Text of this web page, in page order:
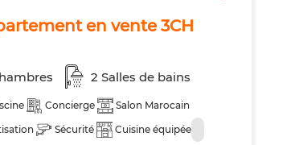
en vente 3CH
2 Salles de bains
Concierge
Salon Marocain
Sécurité Cuisine équipée